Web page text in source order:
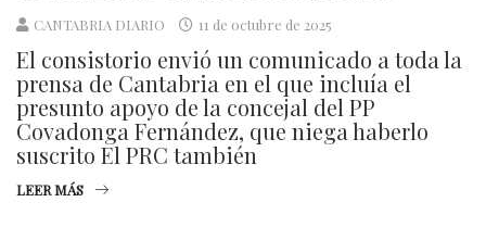
CANTABRIA DIARIO 11 de octubre de 2025
El consistorio envió un comunicado a toda la
prensa de Cantabria en el que incluía el
presunto apoyo de la concejal del PP
Covadonga Fernández, que niega haberlo
suscrito El PRC también
LEER MÁS